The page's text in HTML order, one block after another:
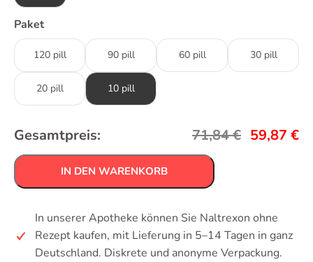
Paket
120 pill 90 pill 60 pill 30 pill
20 pill 10 pill
Gesamtpreis: 71,84€ 59,87 €
IN DEN WARENKORB
In unserer Apotheke können Sie Naltrexon ohne
Rezept kaufen, mit Lieferung in 5–14 Tagen in ganz
Deutschland. Diskrete und anonyme Verpackung.